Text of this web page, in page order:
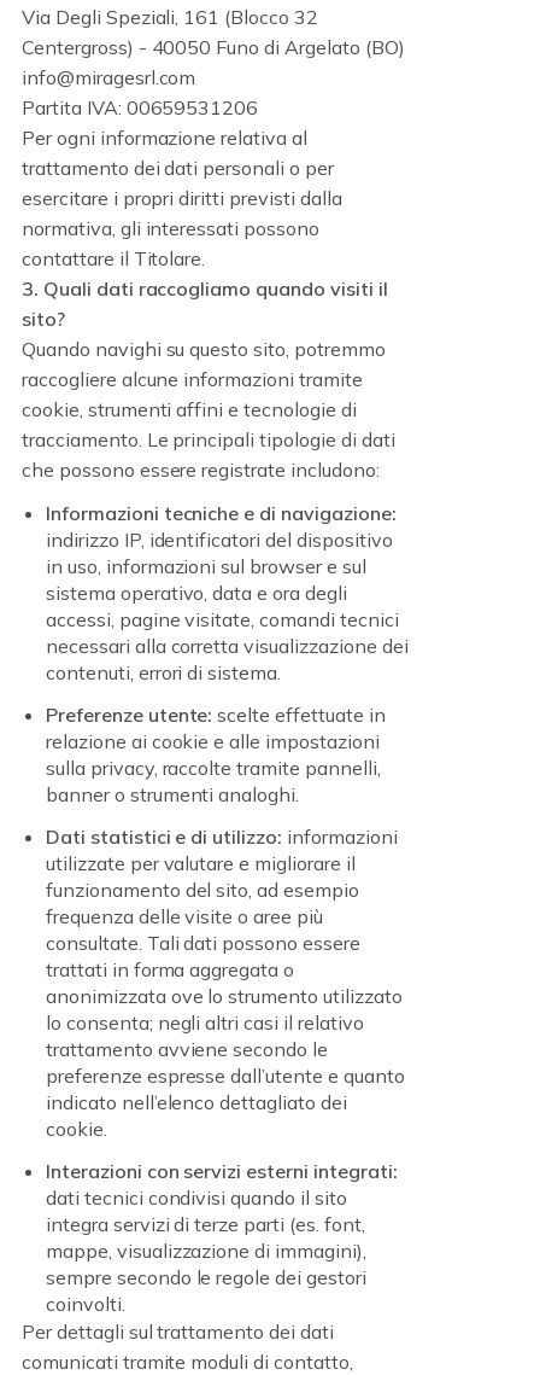
Via Degli Speziali, 161 (Blocco 32
Centergross) - 40050 Funo di Argelato (BO)
info@miragesrl.com
Partita IVA: 00659531206
Per ogni informazione relativa al
trattamento dei dati personali o per
esercitare i propri diritti previsti dalla
normativa, gli interessati possono
contattare il Titolare.
3. Quali dati raccogliamo quando visiti il
sito?
Quando navighi su questo sito, potremmo
raccogliere alcune informazioni tramite
cookie, strumenti affini e tecnologie di
tracciamento. Le principali tipologie di dati
che possono essere registrate includono:
Informazioni tecniche e di navigazione:
indirizzo IP, identificatori del dispositivo
in uso, informazioni sul browser e sul
sistema operativo, data e ora degli
accessi, pagine visitate, comandi tecnici
necessari alla corretta visualizzazione dei
contenuti, errori di sistema.
Preferenze utente: scelte effettuate in
relazione ai cookie e alle impostazioni
sulla privacy, raccolte tramite pannelli,
banner o strumenti analoghi.
Dati statistici e di utilizzo: informazioni
utilizzate per valutare e migliorare il
funzionamento del sito, ad esempio
frequenza delle visite o aree più
consultate. Tali dati possono essere
trattati in forma aggregata o
anonimizzata ove lo strumento utilizzato
lo consenta; negli altri casi il relativo
trattamento avviene secondo le
preferenze espresse dall’utente e quanto
indicato nell’elenco dettagliato dei
cookie.
Interazioni con servizi esterni integrati:
dati tecnici condivisi quando il sito
integra servizi di terze parti (es. font,
mappe, visualizzazione di immagini),
sempre secondo le regole dei gestori
coinvolti.
Per dettagli sul trattamento dei dati
comunicati tramite moduli di contatto,